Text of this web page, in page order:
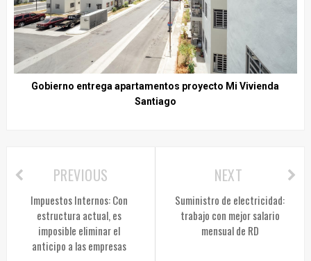
Gobierno entrega apartamentos proyecto Mi Vivienda
Santiago
NEXT
Suministro de electricidad:
trabajo con mejor salario
mensual de RD
PREVIOUS
Impuestos Internos: Con
estructura actual, es
imposible eliminar el
anticipo a las empresas